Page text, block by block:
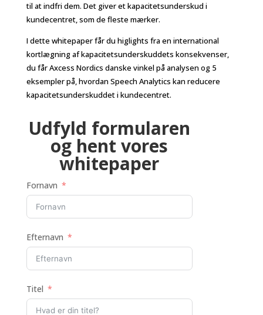
til at indfri dem. Det giver et kapacitetsunderskud i
kundecentret, som de fleste mærker.
I dette whitepaper får du higlights fra en international
kortlægning af kapacitetsunderskuddets konsekvenser,
du får Axcess Nordics danske vinkel på analysen og 5
eksempler på, hvordan Speech Analytics kan reducere
kapacitetsunderskuddet i kundecentret.
Udfyld formularen
og hent vores
whitepaper
Fornavn
Efternavn
Titel